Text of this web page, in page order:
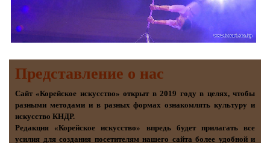
Представление о наc
Сайт «Корейское искусство» открыт в 2019 году в целях, чтобы
разными методами и в разных формах ознакомлять культуру и
искусство КНДР.
Редакция «Корейское искусство» впредь будет прилагать все
усилия для создания посетителям нашего сайта более удобной и